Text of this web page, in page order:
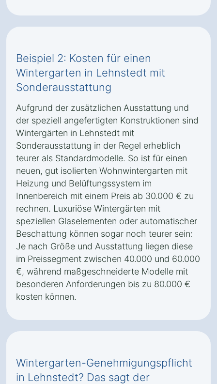
Beispiel 2: Kosten für einen
Wintergarten in Lehnstedt mit
Sonderausstattung
Aufgrund der zusätzlichen Ausstattung und
der speziell angefertigten Konstruktionen sind
Wintergärten in Lehnstedt mit
Sonderausstattung in der Regel erheblich
teurer als Standardmodelle. So ist für einen
neuen, gut isolierten Wohnwintergarten mit
Heizung und Belüftungssystem im
Innenbereich mit einem Preis ab 30.000 € zu
rechnen. Luxuriöse Wintergärten mit
speziellen Glaselementen oder automatischer
Beschattung können sogar noch teurer sein:
Je nach Größe und Ausstattung liegen diese
im Preissegment zwischen 40.000 und 60.000
€, während maßgeschneiderte Modelle mit
besonderen Anforderungen bis zu 80.000 €
kosten können.
Wintergarten-Genehmigungspflicht
in Lehnstedt? Das sagt der